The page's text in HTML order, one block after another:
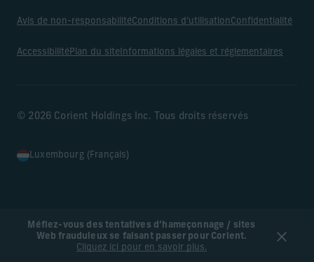
Méfiez-vous des tentatives d’hameçonnage / sites
Web frauduleux se faisant passer pour Corient.
Cliquez ici pour en savoir plus.
Avis de non-responsabilitéConditions d’utilisationConfidentialité
AccessibilitéPlan du site Informations légales et réglementaires
© 2026 Corient Holdings Inc. Tous droits réservés
Luxembourg (Français)